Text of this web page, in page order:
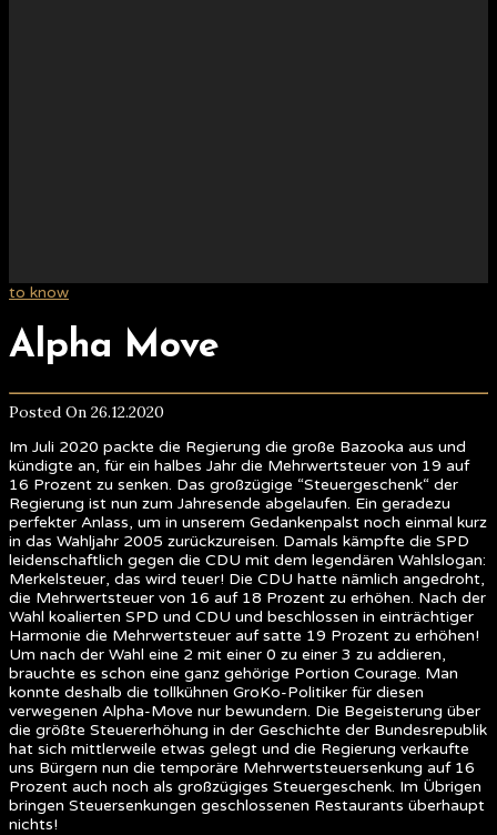
to know
Alpha Move
Posted On 26.12.2020
Im Juli 2020 packte die Regierung die große Bazooka aus und
kündigte an, für ein halbes Jahr die Mehrwertsteuer von 19 auf
16 Prozent zu senken. Das großzügige “Steuergeschenk“ der
Regierung ist nun zum Jahresende abgelaufen. Ein geradezu
perfekter Anlass, um in unserem Gedankenpalst noch einmal kurz
in das Wahljahr 2005 zurückzureisen. Damals kämpfte die SPD
leidenschaftlich gegen die CDU mit dem legendären Wahlslogan:
Merkelsteuer, das wird teuer! Die CDU hatte nämlich angedroht,
die Mehrwertsteuer von 16 auf 18 Prozent zu erhöhen. Nach der
Wahl koalierten SPD und CDU und beschlossen in einträchtiger
Harmonie die Mehrwertsteuer auf satte 19 Prozent zu erhöhen!
Um nach der Wahl eine 2 mit einer 0 zu einer 3 zu addieren,
brauchte es schon eine ganz gehörige Portion Courage. Man
konnte deshalb die tollkühnen GroKo-Politiker für diesen
verwegenen Alpha-Move nur bewundern. Die Begeisterung über
die größte Steuererhöhung in der Geschichte der Bundesrepublik
hat sich mittlerweile etwas gelegt und die Regierung verkaufte
uns Bürgern nun die temporäre Mehrwertsteuersenkung auf 16
Prozent auch noch als großzügiges Steuergeschenk. Im Übrigen
bringen Steuersenkungen geschlossenen Restaurants überhaupt
nichts!